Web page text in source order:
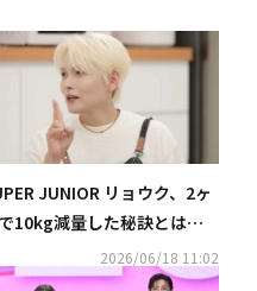
JUNIOR リョウク、2ヶ
10kg減量した秘訣とは？
マンジャロなんて必要ない」
画あり）
2026/06/18 11:02